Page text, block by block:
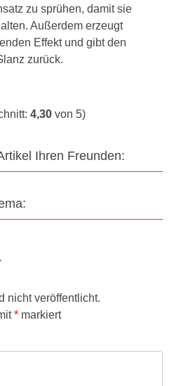
zu sprühen, damit sie
Außerdem erzeugt
Effekt und gibt den
zurück.
4,30 von 5)
Ihren Freunden:
nicht veröffentlicht.
* markiert